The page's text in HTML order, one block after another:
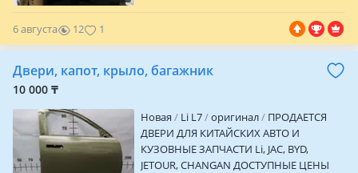
6 августа 12 1
Двери, капот, крыло, багажник
10 000 ₸
Новая Li L7 оригинал
ПРОДАЕТСЯ
ДВЕРИ ДЛЯ КИТАЙСКИХ АВТО И
КУЗОВНЫЕ ЗАПЧАСТИ Li, JAC, BYD,
JETOUR, CHANGAN ДОСТУПНЫЕ ЦЕНЫ